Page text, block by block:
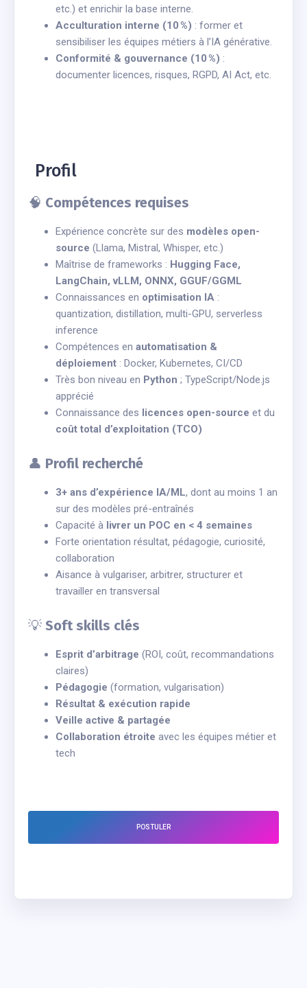
etc.) et enrichir la base interne.
Acculturation interne (10 %) : former et
sensibiliser les équipes métiers à l’IA générative.
Conformité & gouvernance (10 %) :
documenter licences, risques, RGPD, AI Act, etc.
Profil
🧠 Compétences requises
Expérience concrète sur des modèles open-
source (Llama, Mistral, Whisper, etc.)
Maîtrise de frameworks : Hugging Face,
LangChain, vLLM, ONNX, GGUF/GGML
Connaissances en optimisation IA :
quantization, distillation, multi-GPU, serverless
inference
Compétences enautomatisation &
déploiement : Docker, Kubernetes, CI/CD
Très bon niveau en Python ; TypeScript/Node.js
apprécié
Connaissance des licences open-source et du
coût total d’exploitation (TCO)
👤 Profil recherché
3+ ans d’expérience IA/ML, dont au moins 1 an
sur des modèles pré-entraînés
Capacité à livrer un POC en < 4 semaines
Forte orientation résultat, pédagogie, curiosité,
collaboration
Aisance à vulgariser, arbitrer, structurer et
travailler en transversal
💡Soft skills clés
Esprit d’arbitrage (ROI, coût, recommandations
claires)
Pédagogie (formation, vulgarisation)
Résultat & exécution rapide
Veille active & partagée
Collaboration étroite avec les équipes métier et
tech
POSTULER